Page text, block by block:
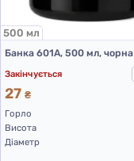
500 мл
Банка 601А, 500 мл, чорна
Закінчується
27 ₴
Горло
Висота
Діаметр